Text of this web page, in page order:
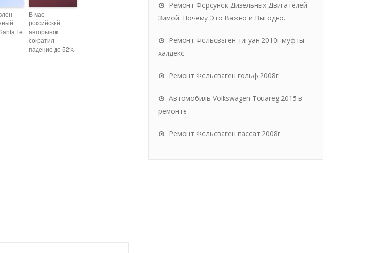
Fe
В мае
российский
авторынок
сократил
падение до 52%
Ремонт Форсунок Дизельных Двигателей
Зимой: Почему Это Важно и Выгодно.
Ремонт Фольсваген тигуан 2010г муфты
халдекс
Ремонт Фольсваген гольф 2008г
Автомобиль Volkswagen Touareg 2015 в
ремонте
Ремонт Фольсваген пассат 2008г